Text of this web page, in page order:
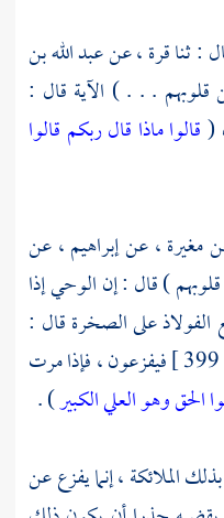
: ثناقرة ،عنعبد الله بن
. . . ) الآية قال :
(قالوا ماذا قال ربكم قالوا
مغيرة ،عنإبراهيم ،عن
) قال : إن الوحي إذا
على الصخرة قال :
فيفزعون ، فإذا مرت
الحق وهو العلي الكبير) .
الملائكة ، إنما يفزع عن